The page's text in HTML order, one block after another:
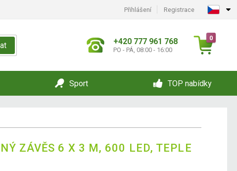
Přihlášení Registrace
+420 777 961 768
PO - PÁ, 08:00 - 16:00
0
Sport TOP nabídky
ZÁVĚS 6 X 3 M, 600 LED, TEPLE